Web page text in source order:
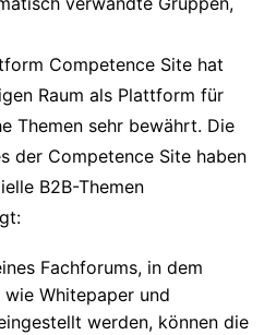
Competence Site hat
Raum als Plattform für
Themen sehr bewährt. Die
der Competence Site haben
B2B-Themen
Fachforums, in dem
Whitepaper und
werden, können die